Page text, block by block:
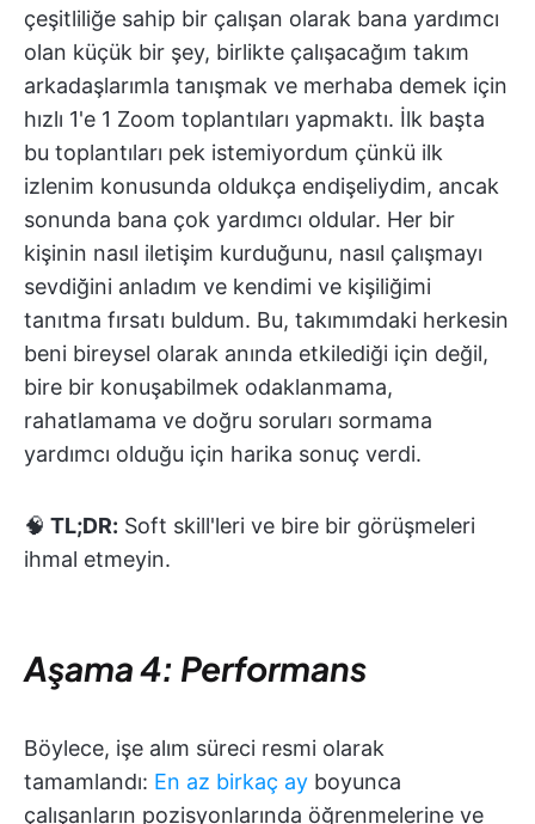
çeşitliliğe sahip bir çalışan olarak bana yardımcı
olan küçük bir şey, birlikte çalışacağım takım
arkadaşlarımla tanışmak ve merhaba demek için
hızlı 1'e 1 Zoom toplantıları yapmaktı. İlk başta
bu toplantıları pek istemiyordum çünkü ilk
izlenim konusunda oldukça endişeliydim, ancak
sonunda bana çok yardımcı oldular. Her bir
kişinin nasıl iletişim kurduğunu, nasıl çalışmayı
sevdiğini anladım ve kendimi ve kişiliğimi
tanıtma fırsatı buldum. Bu, takımımdaki herkesin
beni bireysel olarak anında etkilediği için değil,
bire bir konuşabilmek odaklanmama,
rahatlamama ve doğru soruları sormama
yardımcı olduğu için harika sonuç verdi.
🧠 TL;DR: Soft skill'leri ve bire bir görüşmeleri
ihmal etmeyin.
Aşama 4: Performans
Böylece, işe alım süreci resmi olarak
tamamlandı: En az birkaç ay boyunca
çalışanların pozisyonlarında öğrenmelerine ve